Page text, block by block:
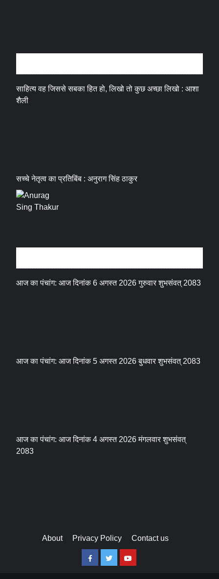
साहित्य वह जिससे सबका हित हो, लिखो तो कुछ अच्छा लिखो : आशा
शैली
सच्चे नेतृत्व का प्रतिबिंब : अनुराग सिंह ठाकुर
आज का पंचांग: आज दिनांक 6 अगस्त 2026 गुरुवार शुभसंवत् 2083
आज का पंचांग: आज दिनांक 5 अगस्त 2026 बुधवार शुभसंवत् 2083
आज का पंचांग: आज दिनांक 4 अगस्त 2026 मंगलवार शुभसंवत्
2083
About Privacy Policy Contact us
FacebookTwitterYoutube